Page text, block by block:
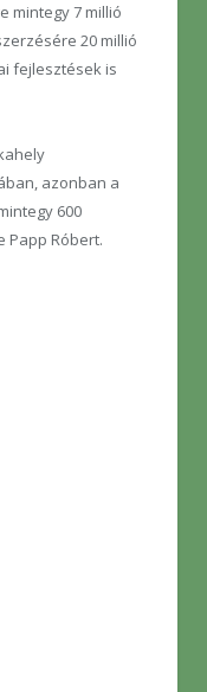
mintegy 7 millió
20 millió
fejlesztések is
azonban a
600
Papp Róbert.